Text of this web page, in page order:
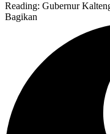
Reading: Gubernur
Bagikan